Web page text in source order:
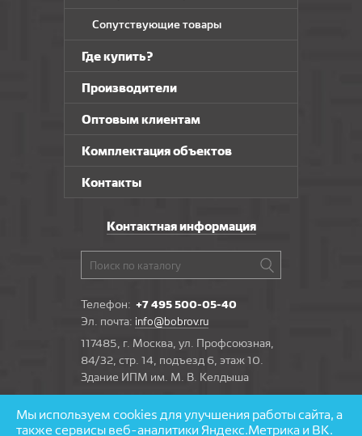
Сопутствующие товары
Где купить?
Производители
Оптовым клиентам
Комплектация объектов
Контакты
Контактная информация
Телефон: +7 495 500-05-40
Эл. почта: info@bobrov.ru
117485, г. Москва, ул. Профсоюзная,
84/32, стр. 14, подъезд 6, этаж 10.
Здание ИПМ им. М. В. Келдыша
Задать вопрос
Мы используем cookies для улучшения работы сайта, а
также сервисы веб-аналитики Яндекс.Метрика и ВК.